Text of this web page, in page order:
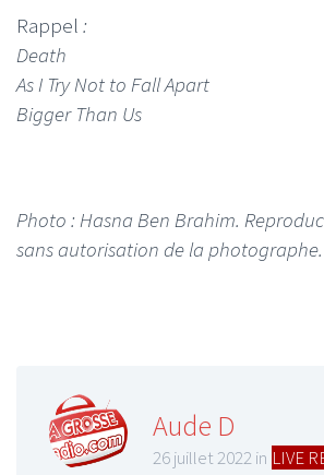
Rappel :
Death
As I Try Not to Fall Apart
Bigger Than Us
Photo : Hasna Ben Brahim.
sans autorisation de la photographe.
Aude D
26 juillet 2022 in LIVE